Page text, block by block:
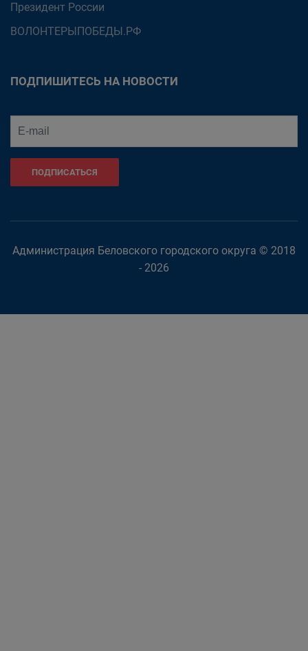
Президент России
ВОЛОНТЕРЫПОБЕДЫ.РФ
ПОДПИШИТЕСЬ НА НОВОСТИ
ПОДПИСАТЬСЯ
Администрация Беловского городского округа © 2018
- 2026